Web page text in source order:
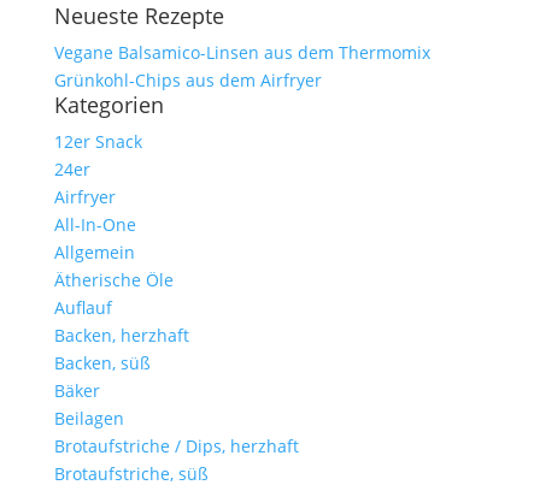
Neueste Rezepte
Vegane Balsamico-Linsen aus dem Thermomix
Grünkohl-Chips aus dem Airfryer
Kategorien
12er Snack
24er
Airfryer
All-In-One
Allgemein
Ätherische Öle
Auflauf
Backen, herzhaft
Backen, süß
Bäker
Beilagen
Brotaufstriche / Dips, herzhaft
Brotaufstriche, süß